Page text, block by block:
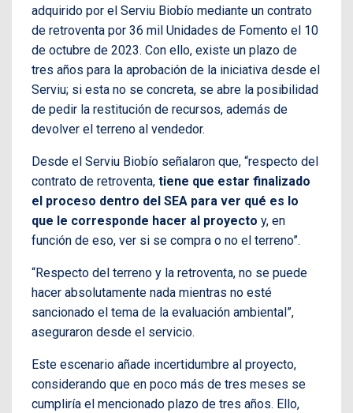
adquirido por el Serviu Biobío mediante un contrato
de retroventa por 36 mil Unidades de Fomento el 10
de octubre de 2023. Con ello, existe un plazo de
tres años para la aprobación de la iniciativa desde el
Serviu; si esta no se concreta, se abre la posibilidad
de pedir la restitución de recursos, además de
devolver el terreno al vendedor.
Desde el Serviu Biobío señalaron que, “respecto del
contrato de retroventa, tiene que estar finalizado
el proceso dentro del SEA para ver qué es lo
que le corresponde hacer al proyecto y, en
función de eso, ver si se compra o no el terreno”.
“Respecto del terreno y la retroventa, no se puede
hacer absolutamente nada mientras no esté
sancionado el tema de la evaluación ambiental”,
aseguraron desde el servicio.
Este escenario añade incertidumbre al proyecto,
considerando que en poco más de tres meses se
cumpliría el mencionado plazo de tres años. Ello,